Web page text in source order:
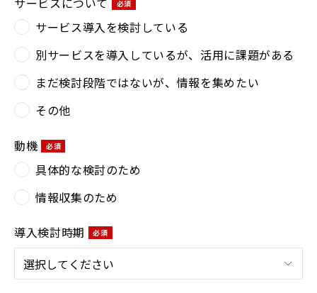
サービス導入を検討している
別サービスを導入しているが、活用に課題がある
まだ検討段階ではないが、情報を集めたい
その他
動機
具体的な検討のため
情報収集のため
導入検討時期